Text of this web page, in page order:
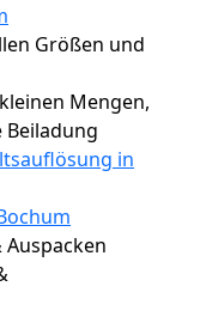
Größen und
Mengen,
Beiladung
in
Auspacken